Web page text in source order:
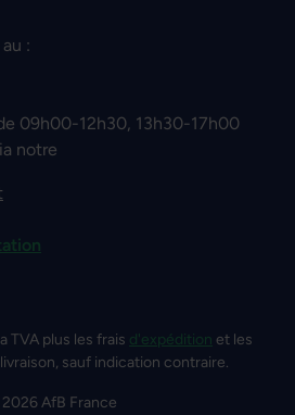
:
09h00-12h30, 13h30-17h00
notre
TVA plus les frais d'expédition et les
sauf indication contraire.
AfB France